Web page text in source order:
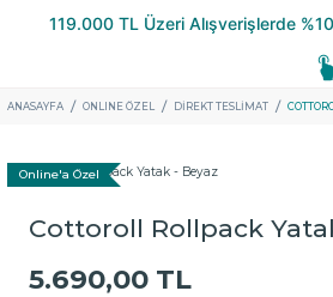
ANASAYFA ONLINE ÖZEL DIREKT TESLIMAT
Online'a Özel
Cottoroll Rollpack
5.690,00 TL